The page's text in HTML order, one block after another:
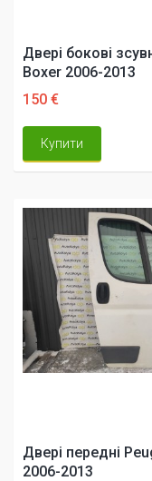
Двері бокові
Boxer 2006-2013
150 €
Купити
Двері передні
2006-2013